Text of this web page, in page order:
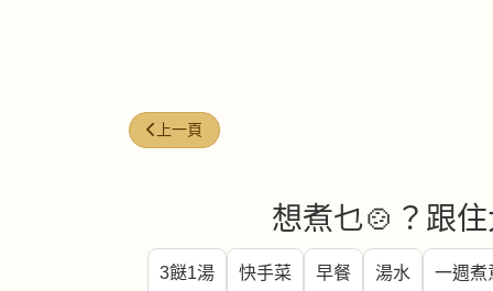
上一篇文章: 心心相印
上一頁
想煮乜🍲？跟
3餸1湯 快手菜 早餐 湯水 一週煮